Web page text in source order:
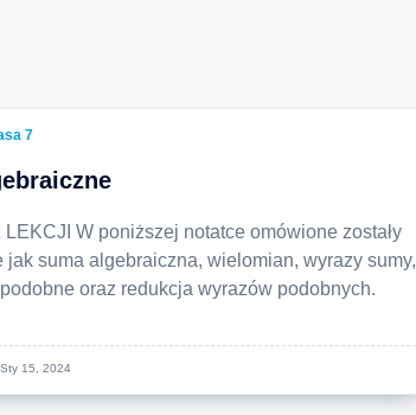
7
LEKCJI W poniższej notatce omówione zostały
jak suma algebraiczna, wielomian, wyrazy sumy,
oraz redukcja wyrazów podobnych.
Sty 15, 2024